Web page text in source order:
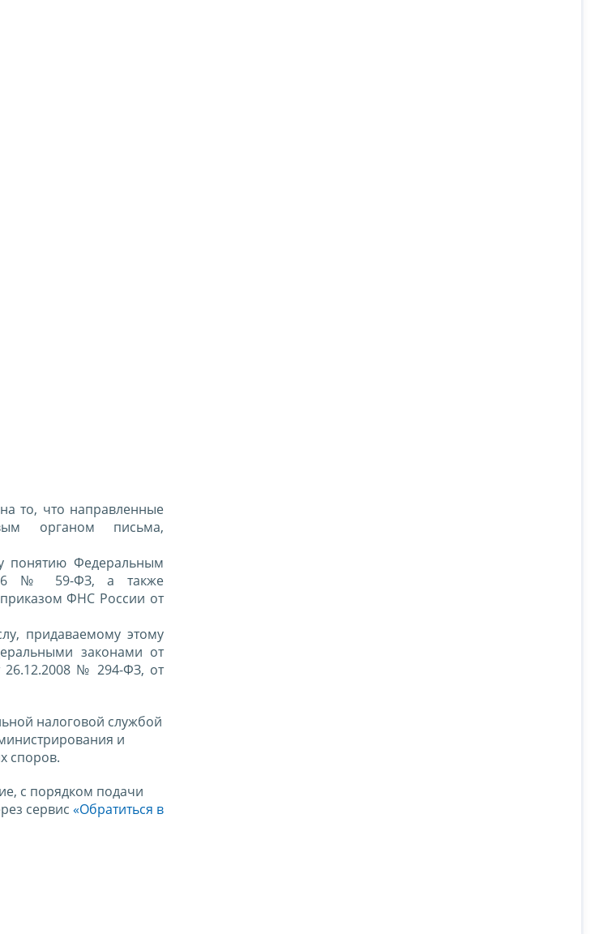
то, что направленные
органом письма,
понятию Федеральным
№ 59-ФЗ, а также
ФНС России от
придаваемому этому
законами от
№ 294-ФЗ, от
налоговой службой
и
споров.
с порядком подачи
сервис «Обратиться в